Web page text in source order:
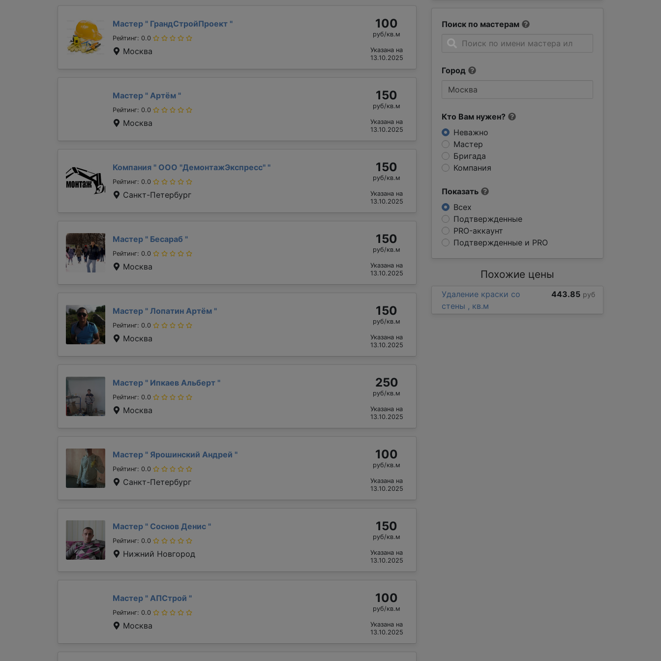
Поиск по мастерам
Город
Кто Вам нужен?
Неважно
Мастер
Бригада
Компания
Показать
Всех
Подтвержденные
PRO-аккаунт
Подтвержденные и PRO
Мастер " ГрандСтройПроект "
Рейтинг: 0.0
Москва
100
руб/кв.м
Указана на
13.10.2025
Мастер " Артём "
Рейтинг: 0.0
Москва
150
руб/кв.м
Указана на
13.10.2025
Компания " ООО "ДемонтажЭкспресс" "
Рейтинг: 0.0
Санкт-Петербург
150
руб/кв.м
Указана на
13.10.2025
Мастер " Бесараб "
Рейтинг: 0.0
Москва
150
руб/кв.м
Указана на
13.10.2025
Мастер " Лопатин Артём "
Рейтинг: 0.0
Москва
150
руб/кв.м
Указана на
13.10.2025
Мастер " Ипкаев Альберт "
Рейтинг: 0.0
Москва
250
руб/кв.м
Указана на
13.10.2025
Мастер " Ярошинский Андрей "
Рейтинг: 0.0
Санкт-Петербург
100
руб/кв.м
Указана на
13.10.2025
Мастер " Соснов Денис "
Рейтинг: 0.0
Нижний Новгород
150
руб/кв.м
Указана на
13.10.2025
Мастер " АПСтрой "
Рейтинг: 0.0
Москва
100
руб/кв.м
Указана на
13.10.2025
Похожие цены
Удаление краски со
стены , кв.м
443.85 руб